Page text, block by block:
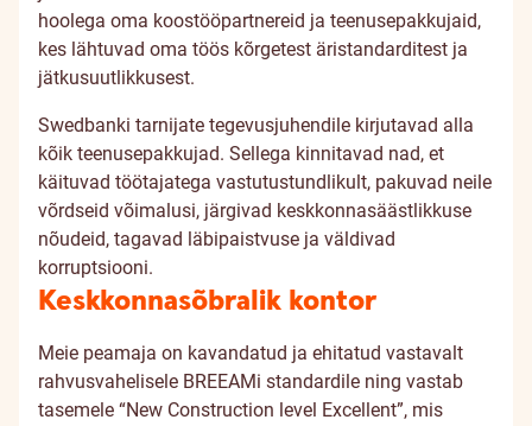
hoolega oma koostööpartnereid ja teenusepakkujaid,
kes lähtuvad oma töös kõrgetest äristandarditest ja
jätkusuutlikkusest.
Swedbanki tarnijate tegevusjuhendile kirjutavad alla
kõik teenusepakkujad. Sellega kinnitavad nad, et
käituvad töötajatega vastutustundlikult, pakuvad neile
võrdseid võimalusi, järgivad keskkonnasäästlikkuse
nõudeid, tagavad läbipaistvuse ja väldivad
korruptsiooni.
Keskkonnasõbralik kontor
Meie peamaja on kavandatud ja ehitatud vastavalt
rahvusvahelisele BREEAMi standardile ning vastab
tasemele “New Construction level Excellent”, mis